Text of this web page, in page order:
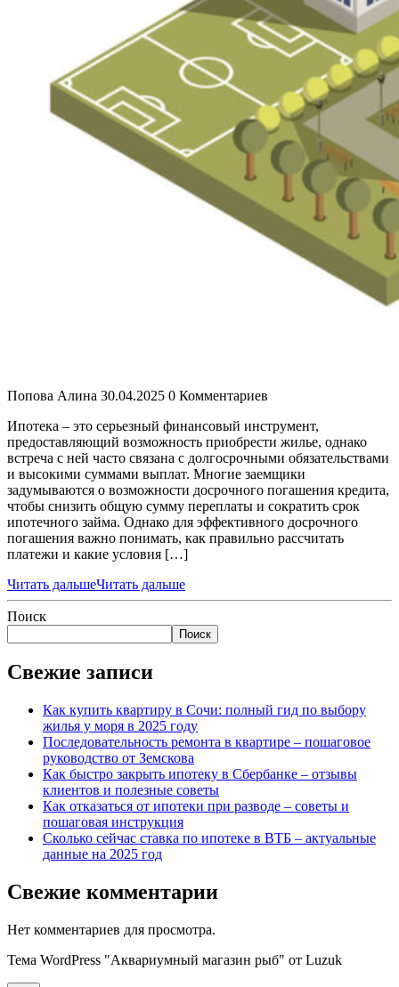
Попова Алина 30.04.2025 0 Комментариев
Ипотека – это серьезный финансовый инструмент,
предоставляющий возможность приобрести жилье, однако
встреча с ней часто связана с долгосрочными обязательствами
и высокими суммами выплат. Многие заемщики
задумываются о возможности досрочного погашения кредита,
чтобы снизить общую сумму переплаты и сократить срок
ипотечного займа. Однако для эффективного досрочного
погашения важно понимать, как правильно рассчитать
платежи и какие условия […]
Читать дальшеЧитать дальше
Поиск
Поиск
Свежие записи
Как купить квартиру в Сочи: полный гид по выбору
жилья у моря в 2025 году
Последовательность ремонта в квартире – пошаговое
руководство от Земскова
Как быстро закрыть ипотеку в Сбербанке – отзывы
клиентов и полезные советы
Как отказаться от ипотеки при разводе – советы и
пошаговая инструкция
Сколько сейчас ставка по ипотеке в ВТБ – актуальные
данные на 2025 год
Свежие комментарии
Нет комментариев для просмотра.
Тема WordPress "Аквариумный магазин рыб" от Luzuk